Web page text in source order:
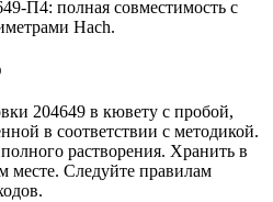
П4: полная совместимость с
Hach.
204649 в кювету с пробой,
в соответствии с методикой.
растворения. Хранить в
месте. Следуйте правилам